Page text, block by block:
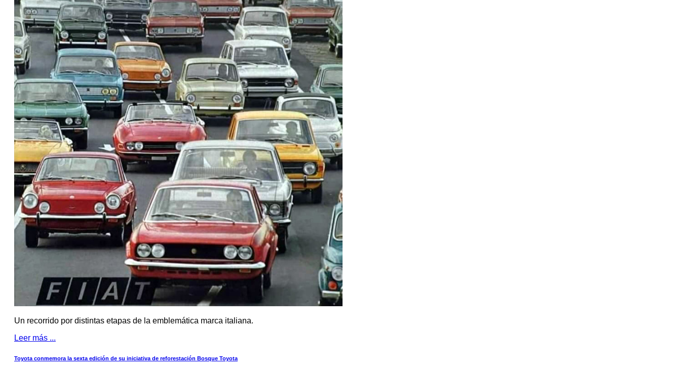
Un recorrido por distintas etapas de la emblemática marca italiana.
Leer más ...
Toyota conmemora la sexta edición de su iniciativa de reforestación Bosque Toyota